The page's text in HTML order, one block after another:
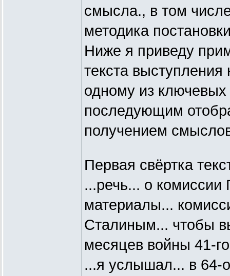
смысла., в том
методика
Ниже я приведу
текста
одному из
последующим
получением
Первая свёртка
...речь... о
материалы...
Сталиным... чтобы
месяцев войны 41-
...я услышал... в 64-